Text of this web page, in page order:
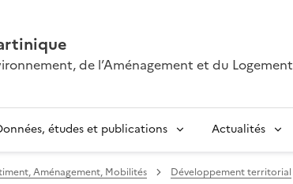
de l’Aménagement et du Logement
études et publications Actualités
Aménagement, Mobilités Développement territorial